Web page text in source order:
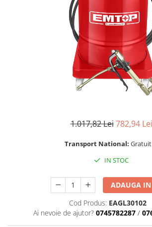
Acumulatori si incarcatoare
1.017,82 Lei 782,94 Lei
Transport National: Gratuit
IN STOC
ADAUGA IN
Cod Produs: EAGL30102
Ai nevoie de ajutor? 0745782287 /